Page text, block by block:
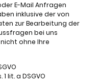
E-Mail Anfragen
inklusive der von
zur Bearbeitung der
bei uns
ohne Ihre
lit. a DSGVO